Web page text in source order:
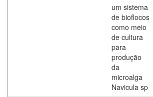
um sistema
de bioflocos
como meio
de cultura
para
produção
da
microalga
Navicula sp